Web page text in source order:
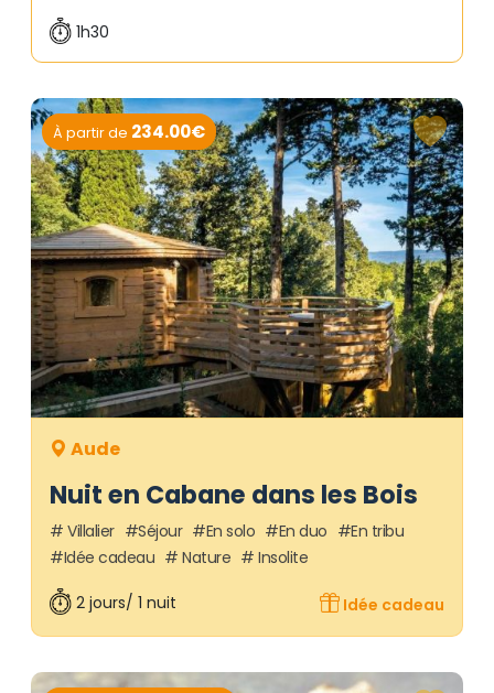
1h30
Nuit en Cabane dans les Bois
Aude
À partir de 234.00€
Villalier Séjour En solo En duo
En tribu
Idée cadeau
Nature Insolite
2 jours/ 1 nuit Idée cadeau